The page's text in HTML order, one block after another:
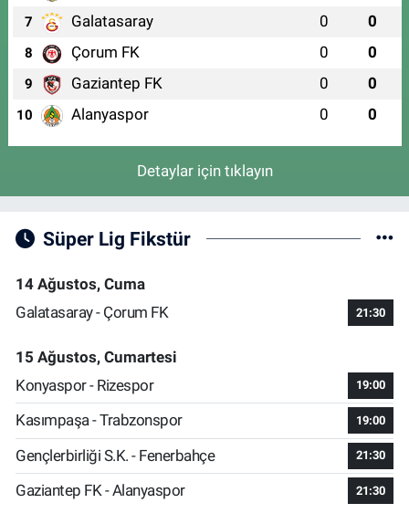
7 Galatasaray 0 0
8 Çorum FK 0 0
9 Gaziantep FK 0 0
10 Alanyaspor 0 0
Detaylar için tıklayın
Süper Lig Fikstür
14 Ağustos, Cuma
Galatasaray - Çorum FK
21:30
15 Ağustos, Cumartesi
Konyaspor - Rizespor
19:00
Kasımpaşa - Trabzonspor 19:00
Gençlerbirliği S.K. - Fenerbahçe 21:30
Gaziantep FK - Alanyaspor 21:30